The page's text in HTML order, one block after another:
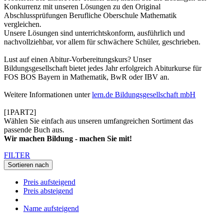
Konkurrenz mit unseren Lösungen zu den Original
Abschlussprüfungen Berufliche Oberschule Mathematik
vergleichen.
Unsere Lösungen sind unterrichtskonform, ausführlich und
nachvollziehbar, vor allem für schwächere Schüler, geschrieben.
Lust auf einen Abitur-Vorbereitungskurs? Unser
Bildungsgesellschaft bietet jedes Jahr erfolgreich Abiturkurse für
FOS BOS Bayern in Mathematik, BwR oder IBV an.
Weitere Informationen unterlern.de Bildungsgesellschaft mbH
[1PART2]
Wählen Sie einfach aus unseren umfangreichen Sortiment das
passende Buch aus.
Wir machen Bildung - machen Sie mit!
FILTER
Sortieren nach
Preis aufsteigend
Preis absteigend
Name aufsteigend